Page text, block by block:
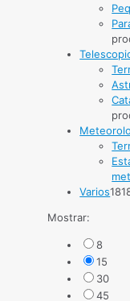
Varios18
Mostrar:
8
15
30
45